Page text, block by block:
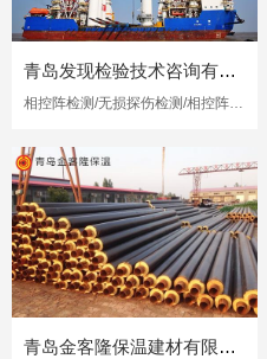
青岛发现检验技术咨询有限公司
相控阵检测/无损探伤检测/相控阵超声检测
青岛金客隆保温建材有限公司